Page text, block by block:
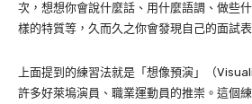
次，想想你會說什麼話、用什麼語調、做些
樣的特質等，久而久之你會發現自己的面試
上面提到的練習法就是「想像預演」（
許多好萊塢演員、職業運動員的推崇。這個